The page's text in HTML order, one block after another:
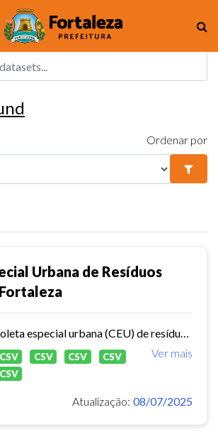
Ordenar por
Urbana de Resíduos
Ver mais
CSV CSV CSV
CSV
CSV
Atualização: 08/07/2025